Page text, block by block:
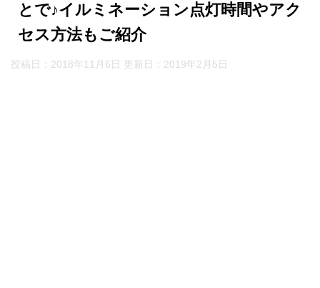
とで♪イルミネーション点灯時間やアク
セス方法もご紹介
投稿日：2018年11月6日 更新日： 2019年2月5日